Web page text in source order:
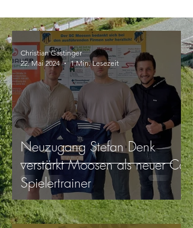
Neuzugang Stefan Denk
verstärkt Moosen als neuer Co-
Spielertrainer
Christian Gastinger
22. Mai 2024
1 Min. Lesezeit